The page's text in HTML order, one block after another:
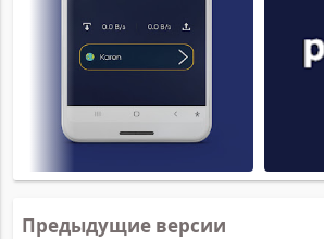
Предыдущие версии